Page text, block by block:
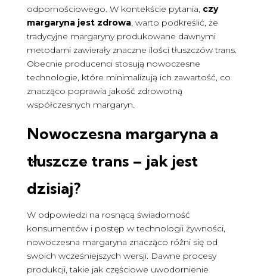
odpornościowego. W kontekście pytania, czy
margaryna jest zdrowa, warto podkreślić, że
tradycyjne margaryny produkowane dawnymi
metodami zawierały znaczne ilości tłuszczów trans.
Obecnie producenci stosują nowoczesne
technologie, które minimalizują ich zawartość, co
znacząco poprawia jakość zdrowotną
współczesnych margaryn.
Nowoczesna margaryna a
tłuszcze trans – jak jest
dzisiaj?
W odpowiedzi na rosnącą świadomość
konsumentów i postęp w technologii żywności,
nowoczesna margaryna znacząco różni się od
swoich wcześniejszych wersji. Dawne procesy
produkcji, takie jak częściowe uwodornienie